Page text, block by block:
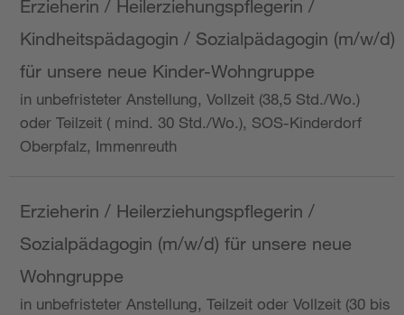
Erzieherin / Heilerziehungspflegerin /
Kindheitspädagogin / Sozialpädagogin (m/w/d)
für unsere neue Kinder-Wohngruppe
in unbefristeter Anstellung, Vollzeit (38,5 Std./Wo.)
oder Teilzeit ( mind. 30 Std./Wo.), SOS-Kinderdorf
Oberpfalz, Immenreuth
Erzieherin / Heilerziehungspflegerin /
Sozialpädagogin (m/w/d) für unsere neue
Wohngruppe
in unbefristeter Anstellung, Teilzeit oder Vollzeit (30 bis